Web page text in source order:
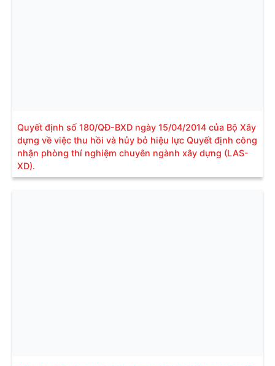
Quyết định số 180/QĐ-BXD ngày 15/04/2014 của Bộ Xây
dựng về việc thu hồi và hủy bỏ hiệu lực Quyết định công
nhận phòng thí nghiệm chuyên ngành xây dựng (LAS-
XD).